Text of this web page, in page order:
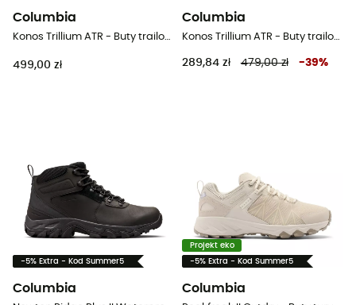
Columbia
Konos Trillium ATR - Buty trailowe damskie
499,00 zł
Columbia
Konos Trillium ATR - Buty trailowe damskie
289,84 zł 479,00 zł -39%
-5% Extra - Kod Summer5
Columbia
Projekt eko
-5% Extra - Kod Summer5
Columbia